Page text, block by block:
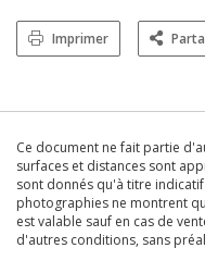
Imprimer
Ce document ne fait partie
surfaces et distances sont
sont donnés qu'à titre
photographies ne montrent
est valable sauf en cas de
d'autres conditions, sans